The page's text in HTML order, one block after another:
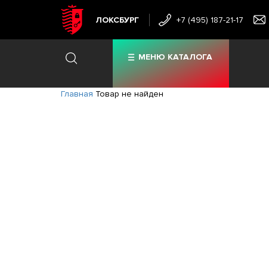
ЛОКСБУРГ +7 (495) 187-21-17
МЕНЮ КАТАЛОГА
Главная Товар не найден